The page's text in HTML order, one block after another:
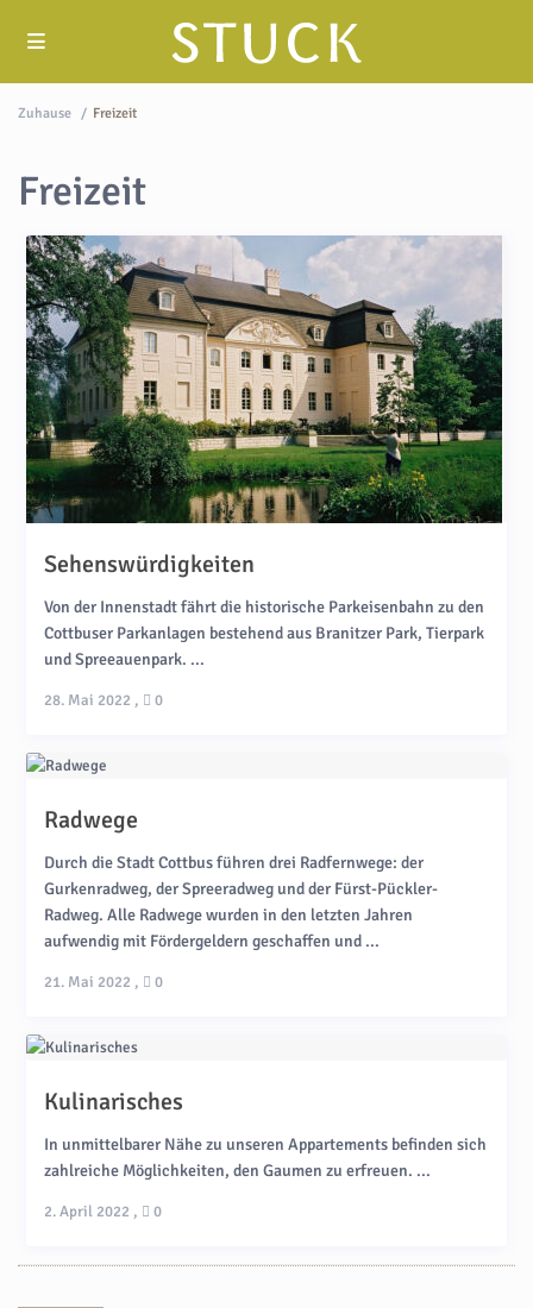
Zuhause Freizeit
Freizeit
Sehenswürdigkeiten
Von der Innenstadt fährt die historische Parkeisenbahn zu den
Cottbuser Parkanlagen bestehend aus Branitzer Park, Tierpark
und Spreeauenpark. ...
28. Mai 2022 , 0
Radwege
Durch die Stadt Cottbus führen drei Radfernwege: der
Gurkenradweg, der Spreeradweg und der Fürst-Pückler-
Radweg. Alle Radwege wurden in den letzten Jahren
aufwendig mit Fördergeldern geschaffen und ...
21. Mai 2022 , 0
Kulinarisches
In unmittelbarer Nähe zu unseren Appartements befinden sich
zahlreiche Möglichkeiten, den Gaumen zu erfreuen. ...
2. April 2022 , 0